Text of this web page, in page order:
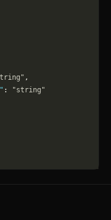
,
:
"string"